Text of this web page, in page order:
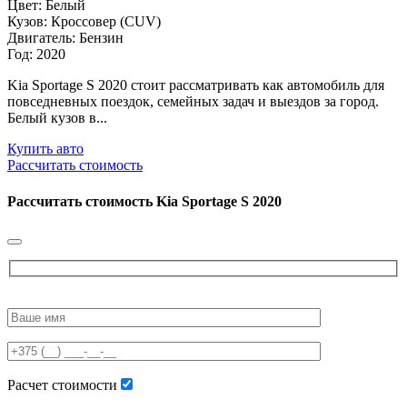
Цвет: Белый
Кузов: Кроссовер (CUV)
Двигатель: Бензин
Год: 2020
Kia Sportage S 2020 стоит рассматривать как автомобиль для
повседневных поездок, семейных задач и выездов за город.
Белый кузов в...
Купить авто
Рассчитать стоимость
Рассчитать стоимость Kia Sportage S 2020
leave
field
empty.
Расчет стоимости